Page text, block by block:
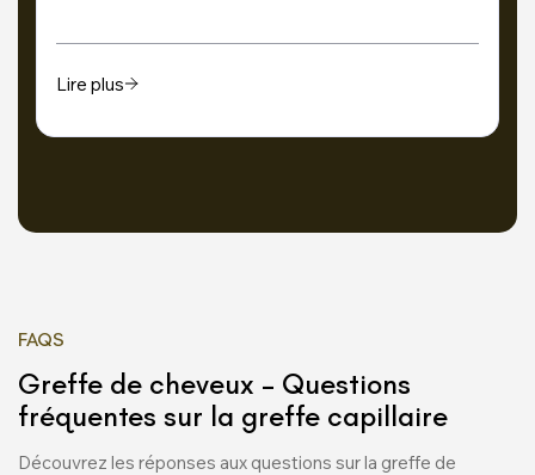
Lire plus
FAQS
Greffe de cheveux – Questions
fréquentes sur la greffe capillaire
Découvrez les réponses aux questions sur la greffe de